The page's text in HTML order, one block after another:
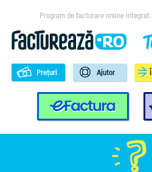
Program de facturare online
e-Factura
Prețuri Ajutor